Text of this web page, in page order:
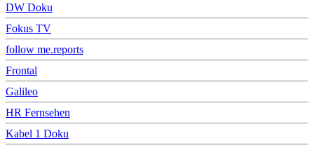
DW Doku
Fokus TV
follow me.reports
Frontal
Galileo
HR Fernsehen
Kabel 1 Doku